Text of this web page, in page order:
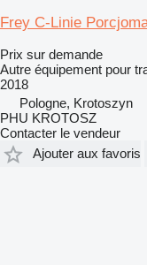
Frey C-Linie
Prix sur demande
Autre équipement pour
2018
Pologne, Krotoszyn
PHU KROTOSZ
Contacter le vendeur
Ajouter aux favoris